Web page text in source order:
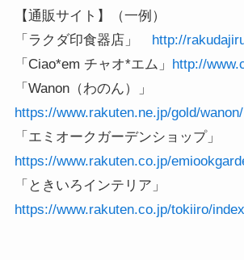
【通販サイト】（一例）
「ラクダ印食器店」 http://
「Ciao*em チャオ*エム」 http://
「Wanon（わのん）」
https://www.rakuten.ne.jp/gold/wanon/
「エミオークガーデンショップ」
https://www.rakuten.co.jp/
「ときいろインテリア」
https://www.rakuten.co.jp/tokiiro/